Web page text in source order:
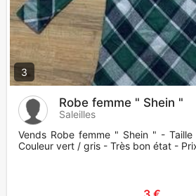
3
Robe femme " Shein "
Saleilles
Vends Robe femme " Shein " -
Couleur vert / gris - Très bon état -